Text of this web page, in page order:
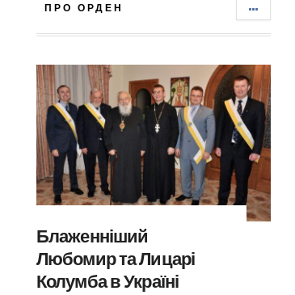
ПРО ОРДЕН
Блаженніший
Любомир та Лицарі
Колумба в Україні